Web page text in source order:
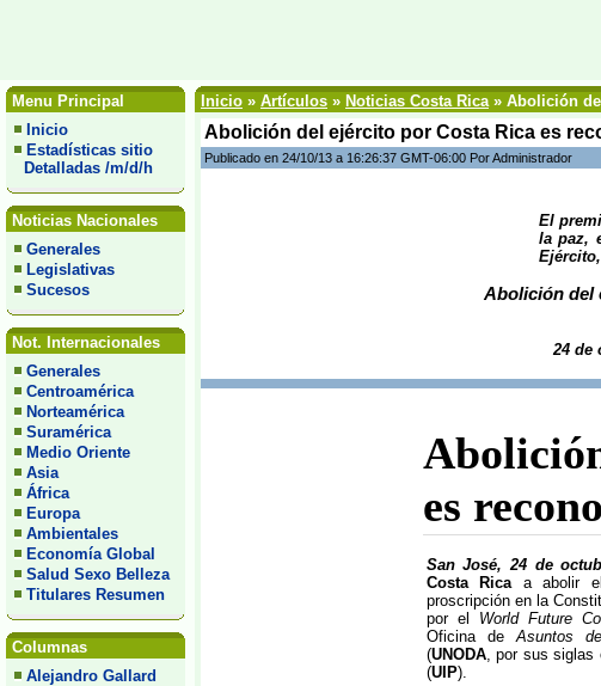
Menu Principal
Inicio
Estadísticas sitio
Detalladas /m/d/h
Noticias Nacionales
Generales
Legislativas
Sucesos
Not. Internacionales
Generales
Centroamérica
Norteamérica
Suramérica
Medio Oriente
Asia
África
Europa
Ambientales
Economía Global
Salud Sexo Belleza
Titulares Resumen
Columnas
Alejandro Gallard
Inicio » Artículos » Noticias Costa Rica» Abolición
Abolición del ejército por Costa Rica es
Publicado en 24/10/13 a 16:26:37 GMT-06:00 Por Administrador
El
la paz,
Abolición del
24 de
es
San José, 24 de
Costa Ricaa abolir
proscripción en la
por el World Future
Oficina deAsuntos
(UNODA, por sus siglas
(UIP).